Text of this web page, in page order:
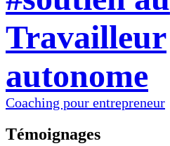
Travailleur
autonome
Coaching pour entrepreneur
Témoignages